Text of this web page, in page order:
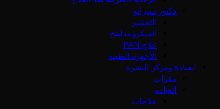
دكتور سيرانو
التقشير
الميكرونيدلينج
علاج PAN
الأجهزة الطبية
العيادة ومركز البشرة
مقرات
العيادة
علاجات